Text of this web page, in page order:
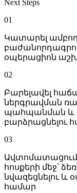
Next Steps
01
Կատարել
օպերացիոն
02
Բարելավել
ներգրավման
պահպանման և
բարձրացնելու
03
հոսքերի մեջ՝
նվազեցնելու և
համար